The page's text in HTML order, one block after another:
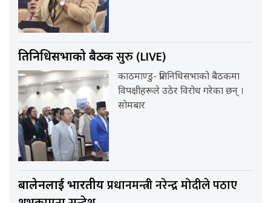
प्रतिनिधिसभाको बैठकसुरु (LIVE)
काठमाण्डु- प्रतिनिधिसभाको बैठकमा
विपक्षीहरूले उठेर विरोध गरेका छन् ।
सोमबार
बालेनलाई भारतीयप्रधानमन्त्री नरेन्द्र मोदीले पठाए